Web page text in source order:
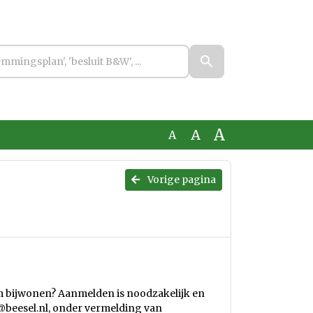
A A A
Vorige pagina
Aanmelden is noodzakelijk en
onder vermelding van